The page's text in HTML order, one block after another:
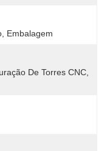
Embalagem
De Torres CNC,